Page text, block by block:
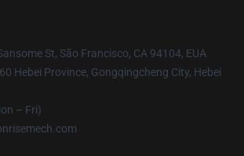
St, São Francisco, CA 94104, EUA
Hebei Province, Gongqingcheng City, Hebei
– Fri)